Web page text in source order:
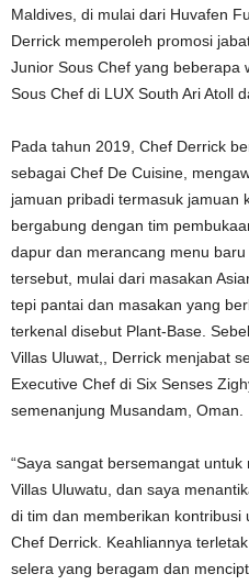
Maldives, di mulai dari Huvafen
Derrick memperoleh promosi
Junior Sous Chef yang beberapa
Sous Chef di LUX South Ari Atoll
Pada tahun 2019, Chef Derrick
sebagai Chef De Cuisine,
jamuan pribadi termasuk jamuan
bergabung dengan tim
dapur dan merancang menu
tersebut, mulai dari masakan
tepi pantai dan masakan yang
terkenal disebut Plant-Base.
Villas Uluwat,, Derrick menjabat
Executive Chef di Six Senses
semenanjung Musandam, Oman.
“Saya sangat bersemangat
Villas Uluwatu, dan saya
di tim dan memberikan kontribusi
Chef Derrick. Keahliannya
selera yang beragam dan